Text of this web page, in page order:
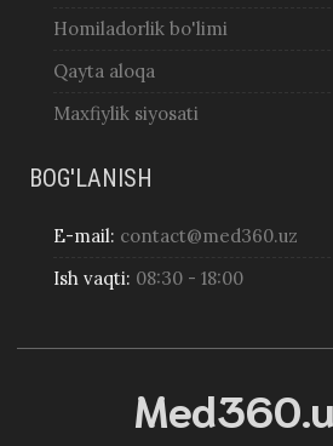
Homiladorlik bo'limi
Qayta aloqa
Maxfiylik siyosati
BOG'LANISH
E-mail: contact@med360.uz
Ish vaqti: 08:30 - 18:00